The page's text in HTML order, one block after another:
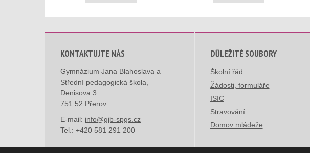
KONTAKTUJTE NÁS
Gymnázium Jana Blahoslava a
Střední pedagogická škola,
Denisova 3
751 52 Přerov
E-mail: info@gjb-spgs.cz
Tel.: +420 581 291 200
DŮLEŽITÉ SOUBORY
Školní řád
Žádosti, formuláře
ISIC
Stravování
Domov mládeže